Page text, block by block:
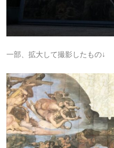
一部、拡大して撮影したもの↓